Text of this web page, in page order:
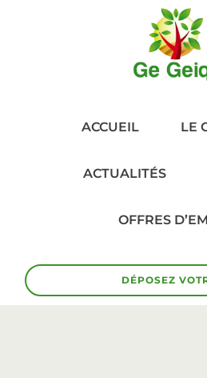
ACCUEIL LE
ACTUALITÉS
OFFRES
DÉPOSEZ